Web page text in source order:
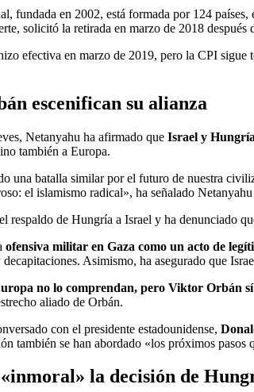
fundada en 2002, está formada por 124
solicitó la retirada en marzo de 2018
efectiva en marzo de 2019, pero la CPI sigue
escenifican su alianza
Netanyahu ha afirmado que Israel y Hungría
también a Europa.
una batalla similar por el futuro de nuestra
el islamismo radical», ha señalado
respaldo de Hungría a Israel y ha denunciado
ofensiva militar en Gaza como un acto de
Asimismo, ha asegurado que
no lo comprendan, pero Viktor Orbán
aliado de Orbán.
con el presidente estadounidense,
también se han abordado «los próximos pasos
la decisión de